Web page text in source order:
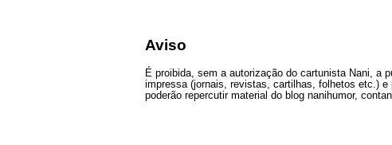
Aviso
É proibida, sem a autorização do cartunista Nani, a
impressa (jornais, revistas, cartilhas, folhetos etc.)
poderão repercutir material do blog nanihumor,